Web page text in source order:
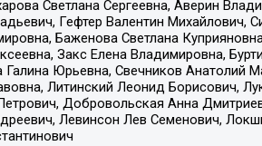
Светлана Сергеевна, Аверин
Гефтер Валентин Михайлович,
Баженова Светлана
Закс Елена Владимировна,
Юрьевна, Свечников
Литинский Леонид Борисович,
Добровольская Анна
Левинсон Лев Семенович,